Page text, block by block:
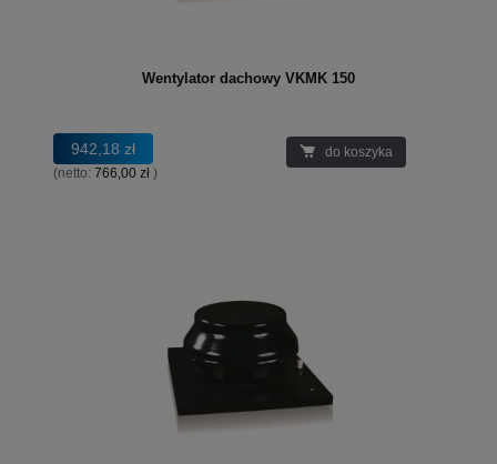
Wentylator dachowy VKMK 150
942,18 zł
(netto: 766,00 zł )
do koszyka